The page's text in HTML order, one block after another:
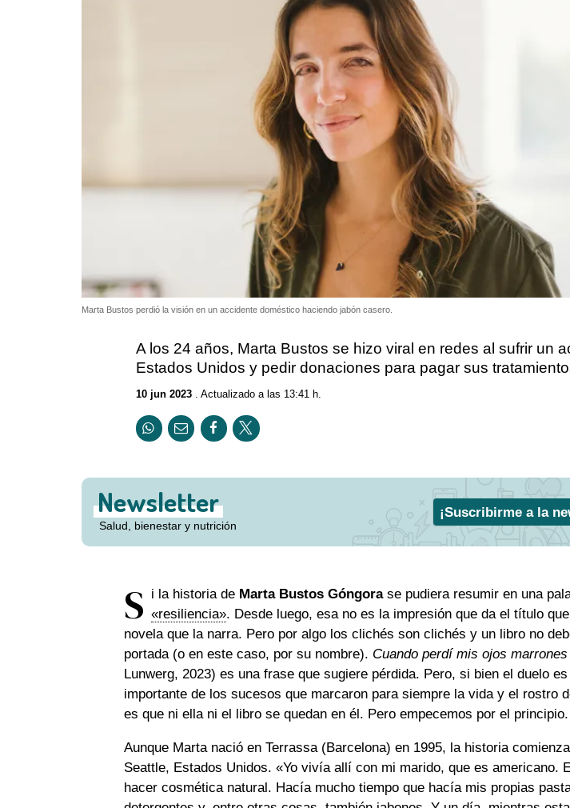
Marta Bustos perdió la visión en un accidente doméstico haciendo jabón casero.
A los 24 años, Marta Bustos se hizo viral en redes al sufrir un
Estados Unidos y pedir donaciones para pagar sus
10 jun 2023. Actualizado a las 13:41 h.
Newsletter
Salud, bienestar y nutrición
¡Suscribirme a la
S i la historia de Marta Bustos Góngorase pudiera resumir en una
«resiliencia». Desde luego, esa no es la impresión que da el título
novela que la narra. Pero por algo los clichés son clichés y un libro no
portada (o en este caso, por su nombre). Cuando perdí mis ojos marrones
Lunwerg, 2023) es una frase que sugiere pérdida. Pero, si bien el duelo
importante de los sucesos que marcaron para siempre la vida y el rostro
es que ni ella ni el libro se quedan en él. Pero empecemos por el principio.
Aunque Marta nació en Terrassa (Barcelona) en 1995, la historia
Seattle, Estados Unidos. «Yo vivía allí con mi marido, que es americano.
hacer cosmética natural. Hacía mucho tiempo que hacía mis propias